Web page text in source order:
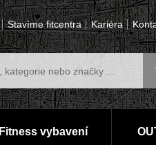
Stavíme fitcentra Kariéra
Fitness vybavení